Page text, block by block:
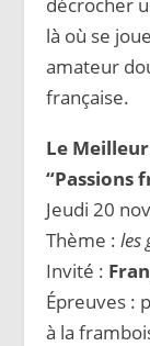
décrocher
là où se
amateur
française.
Le
“Passions
Jeudi 20
Thème :les
Invité :
Épreuves :
à la